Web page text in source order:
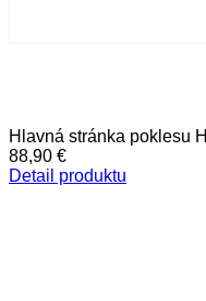
Hlavná stránka poklesu
88,90 €
Detail produktu